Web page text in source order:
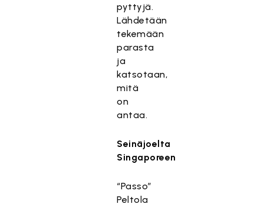
pyttyjä.
Lähdetään
tekemään
parasta
ja
katsotaan,
mitä
on
antaa.
Seinäjoelta
Singaporeen
“Passo”
Peltola